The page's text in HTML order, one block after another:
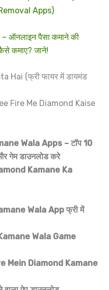
Apps)
ऑनलाइन पैसा कमाने की
कमाए? जाने!
Hai (फ्री फायर में डायमंड
Fire Me Diamond Kaise
Wala Apps – टॉप 10
गेम डाउनलोड करे
Kamane Ka
Wala App फ्री में
Wala Game
Mein Diamond Kamane